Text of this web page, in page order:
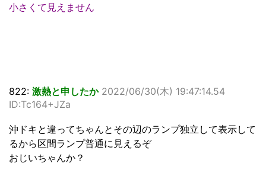
小さくて見えません
822: 激熱と申したか 2022/06/30(木) 19:47:14.54
ID:Tc164+JZa
沖ドキと違ってちゃんとその辺のランプ独立して表示して
るから区間ランプ普通に見えるぞ
おじいちゃんか？